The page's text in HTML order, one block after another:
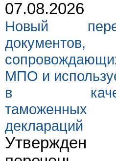
07.08.2026
Новый
документов,
МПО и
в
таможенных
деклараций
Утвержден